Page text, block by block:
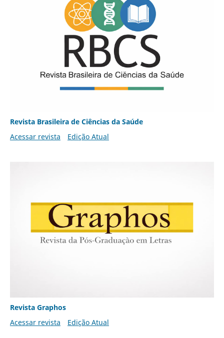
Revista Brasileira de Ciências da Saúde
Acessar revista
Edição Atual
Revista Graphos
Acessar revista
Edição Atual